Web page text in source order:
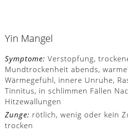
Yin Mangel
Symptome: Verstopfung,
Mundtrockenheit abends,
Wärmegefühl, innere Unruhe,
Tinnitus, in schlimmen Fällen
Hitzewallungen
Zunge: rötlich, wenig oder kein
trocken